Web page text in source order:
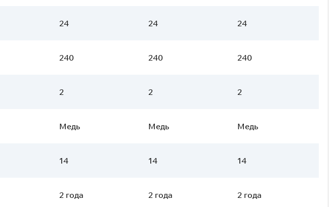
24 24 24
240 240 240
2 2 2
Медь Медь Медь
14 14 14
2 года 2 года 2 года